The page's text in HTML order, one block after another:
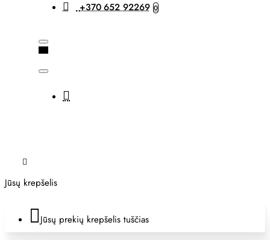
+370 652 92269 0
Jūsų krepšelis
Jūsų prekių krepšelis tuščias